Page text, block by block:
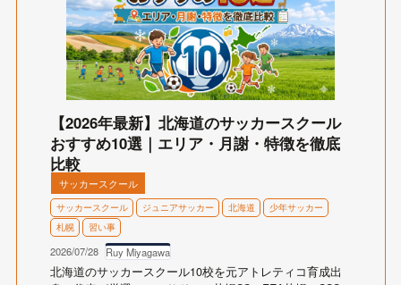
【2026年最新】北海道のサッカースクール
おすすめ10選｜エリア・月謝・特徴を徹底
比較
サッカースクール
サッカースクール ジュニアサッカー 北海道
少年サッカー
札幌
習い事
2026/07/28 Ruy Miyagawa
北海道のサッカースクール10校を元アトレティコ育成出